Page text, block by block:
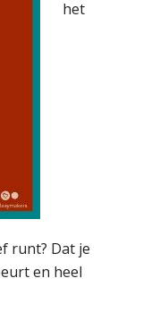
het
runt? Dat je
en heel